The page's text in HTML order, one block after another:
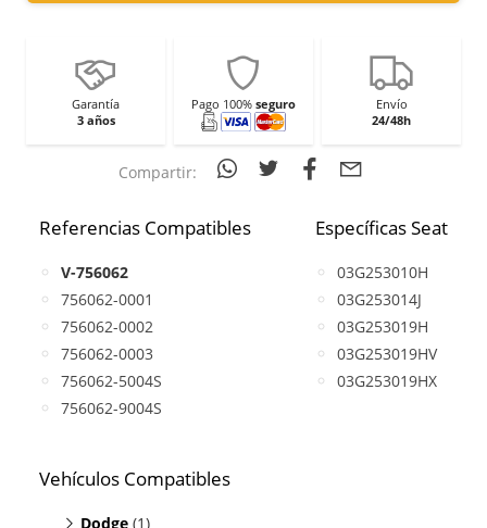
Garantía
3 años
Pago 100% seguro
Envío
24/48h
Compartir:
Referencias Compatibles
V-756062
756062-0001
756062-0002
756062-0003
756062-5004S
756062-9004S
Específicas Seat
03G253010H
03G253014J
03G253019H
03G253019HV
03G253019HX
Vehículos Compatibles
Dodge (1)